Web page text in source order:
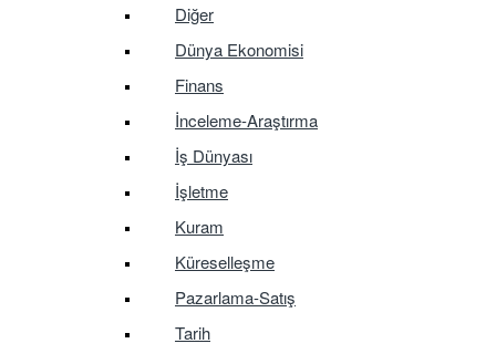
Diğer
Dünya Ekonomisi
Finans
İnceleme-Araştırma
İş Dünyası
İşletme
Kuram
Küreselleşme
Pazarlama-Satış
Tarih